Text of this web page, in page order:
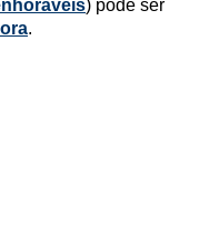
) pode ser
.